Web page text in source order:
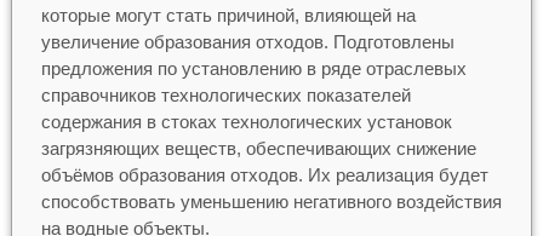
которые могут стать причиной, влияющей на
увеличение образования отходов. Подготовлены
предложения по установлению в ряде отраслевых
справочников технологических показателей
содержания в стоках технологических установок
загрязняющих веществ, обеспечивающих снижение
объёмов образования отходов. Их реализация будет
способствовать уменьшению негативного воздействия
на водные объекты.